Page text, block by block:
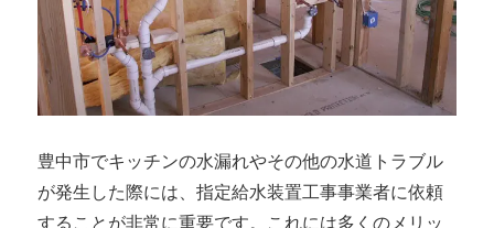
豊中市でキッチンの水漏れやその他の水道トラブル
が発生した際には、指定給水装置工事事業者に依頼
することが非常に重要です。これには多くのメリッ